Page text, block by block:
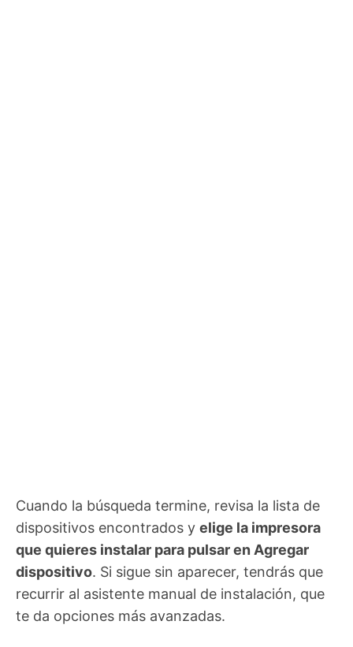
Cuando la búsqueda termine, revisa la lista de
dispositivos encontrados y elige la impresora
que quieres instalar para pulsar en Agregar
dispositivo. Si sigue sin aparecer, tendrás que
recurrir al asistente manual de instalación, que
te da opciones más avanzadas.